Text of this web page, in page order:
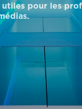
HomeKit
pour les